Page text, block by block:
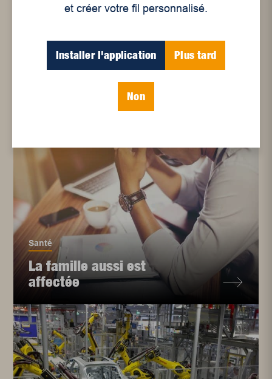
Immigration au Québec :
des avantages
économiques nets
Santé
La famille aussi est
affectée
et créer votre fil personnalisé.
Installer l'application Plus tard
Non